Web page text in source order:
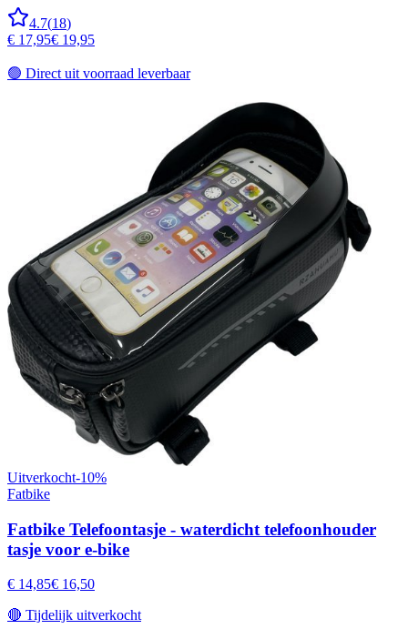
4.7(18)
€ 17,95€ 19,95
🟢 Direct uit voorraad leverbaar
Uitverkocht-10%
Fatbike
Fatbike Telefoontasje - waterdicht telefoonhouder
tasje voor e-bike
€ 14,85€ 16,50
🔴 Tijdelijk uitverkocht